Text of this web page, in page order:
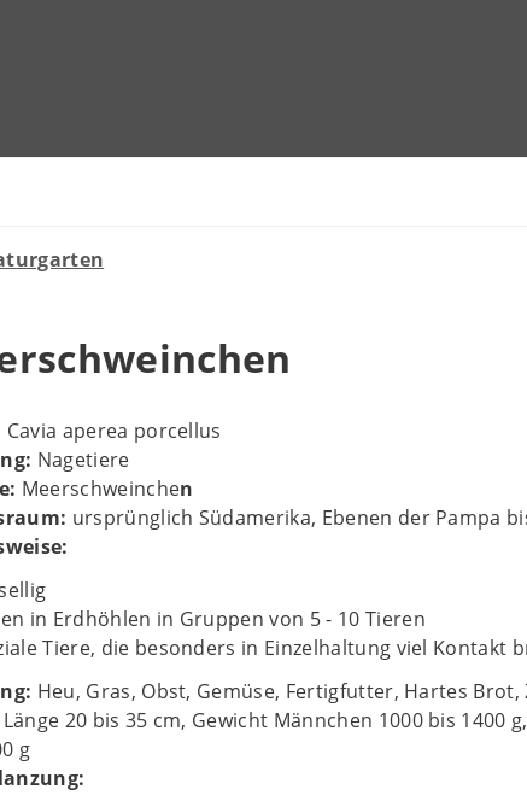
Cavia aperea porcellus
Nagetiere
Meerschweinchen
ursprünglich Südamerika, Ebenen der Pampa
in Erdhöhlen in Gruppen von 5 - 10 Tieren
Tiere, die besonders in Einzelhaltung viel Kontakt
Heu, Gras, Obst, Gemüse, Fertigfutter, Hartes Brot,
Länge 20 bis 35 cm, Gewicht Männchen 1000 bis 1400
g